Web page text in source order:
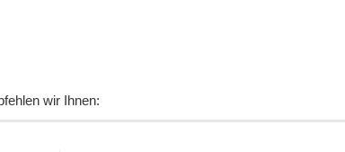
wir Ihnen: